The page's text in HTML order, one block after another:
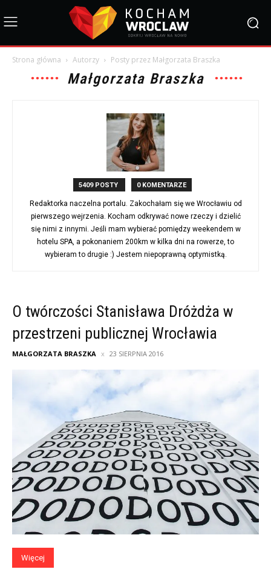
Strona główna Autorzy Posty przez Małgorzata Braszka
Małgorzata Braszka
5409 POSTY 0 KOMENTARZE
Redaktorka naczelna portalu. Zakochałam się we Wrocławiu od
pierwszego wejrzenia. Kocham odkrywać nowe rzeczy i dzielić
się nimi z innymi. Jeśli mam wybierać pomiędzy weekendem w
hotelu SPA, a pokonaniem 200km w kilka dni na rowerze, to
wybieram to drugie :) Jestem niepoprawną optymistką.
O twórczości Stanisława Dróżdża w
przestrzeni publicznej Wrocławia
MAŁGORZATA BRASZKA 23 SIERPNIA 2016
Więcej